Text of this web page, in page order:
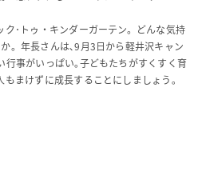
･トゥ・キンダーガーテン。どんな気持
。年長さんは､9月3日から軽井沢キャン
行事がいっぱい｡子どもたちがすくすく育
もまけずに成長することにしましょう｡